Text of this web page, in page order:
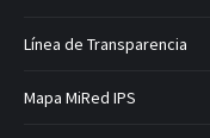
Línea de Transparencia
Mapa MiRed IPS